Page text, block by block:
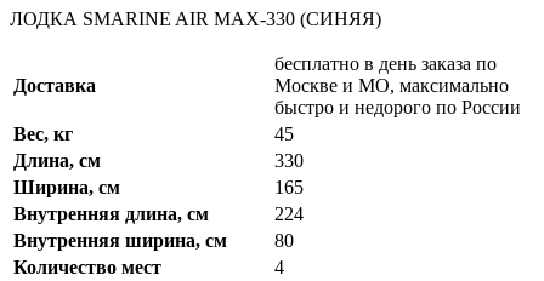
ЛОДКА SMARINE AIR MAX-330 (СИНЯЯ)
Доставка
бесплатно в день заказа по
Москве и МО, максимально
быстро и недорого по России
Вес, кг
45
Длина, см
330
Ширина, см
165
Внутренняя длина, см
224
Внутренняя ширина, см
80
Количество мест
4